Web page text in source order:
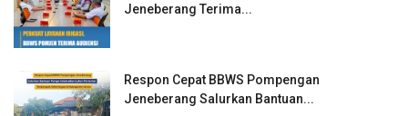
Jeneberang Terima...
Respon Cepat BBWS Pompengan
Jeneberang Salurkan Bantuan...